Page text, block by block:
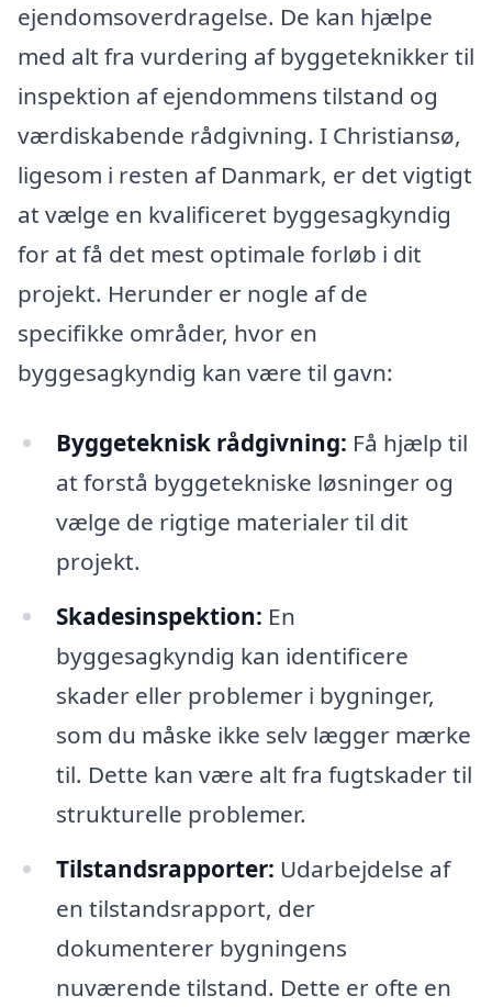
ejendomsoverdragelse. De kan hjælpe
med alt fra vurdering af byggeteknikker til
inspektion af ejendommens tilstand og
værdiskabende rådgivning. I Christiansø,
ligesom i resten af Danmark, er det vigtigt
at vælge en kvalificeret byggesagkyndig
for at få det mest optimale forløb i dit
projekt. Herunder er nogle af de
specifikke områder, hvor en
byggesagkyndig kan være til gavn:
Byggeteknisk rådgivning: Få hjælp til
at forstå byggetekniske løsninger og
vælge de rigtige materialer til dit
projekt.
Skadesinspektion: En
byggesagkyndig kan identificere
skader eller problemer i bygninger,
som du måske ikke selv lægger mærke
til. Dette kan være alt fra fugtskader til
strukturelle problemer.
Tilstandsrapporter: Udarbejdelse af
en tilstandsrapport, der
dokumenterer bygningens
nuværende tilstand. Dette er ofte en